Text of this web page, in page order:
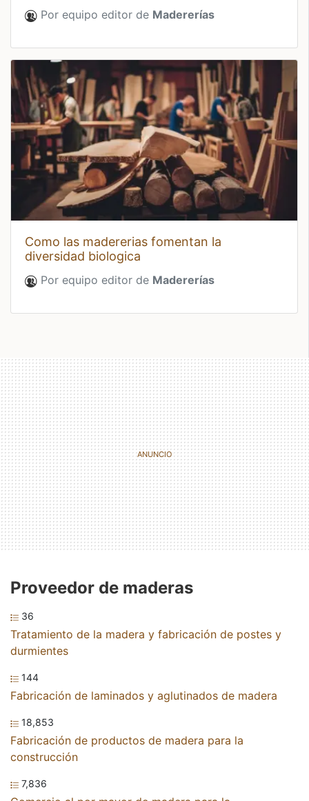
Por equipo editor de Madererías
como las madererias fomentan la
diversidad biologica
Por equipo editor de Madererías
Proveedor de maderas
36
Tratamiento de la madera y fabricación de postes y
durmientes
144
Fabricación de laminados y aglutinados de madera
18,853
Fabricación de productos de madera para la
construcción
7,836